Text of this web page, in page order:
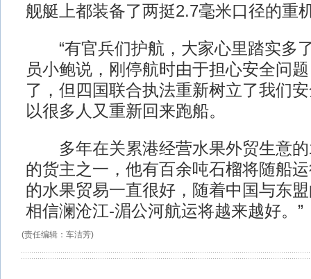
舰艇上都装备了两挺2.7毫米口径的重
“有官兵们护航，大家心里踏实多
员小鲍说，刚停航时由于担心安全问
了，但四国联合执法重新树立了我们
以很多人又重新回来跑船。
多年在关累港经营水果外贸生意的
的货主之一，他有百余吨石榴将随船
的水果贸易一直很好，随着中国与东
相信澜沧江-湄公河航运将越来越好。”
(责任编辑：车洁芳)